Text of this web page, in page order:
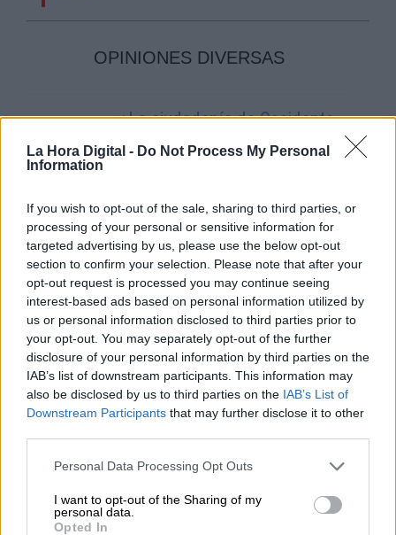
La Hora Digital - Do Not Process My Personal
Information
If you wish to opt-out of the sale, sharing to third parties, or
processing of your personal or sensitive information for
targeted advertising by us, please use the below opt-out
section to confirm your selection. Please note that after your
opt-out request is processed you may continue seeing
interest-based ads based on personal information utilized by
us or personal information disclosed to third parties prior to
your opt-out. You may separately opt-out of the further
disclosure of your personal information by third parties on the
IAB’s list of downstream participants. This information may
also be disclosed by us to third parties on the IAB’s List of
Downstream Participants that may further disclose it to other
Personal Data Processing Opt Outs
I want to opt-out of the Sharing of my
personal data.
Opted In
OPINIONES DIVERSAS
¿La ciudadanía de Occidente
una tercera guerra mundial?
Suelta y confía
Por María Comesaña
Votantes y votados
Por Juan Manuel Beltrán
El Conflicto de Oriente Medio:
Un Nuevo Orden Autoritario
en Construcción
Geopolítica de Crisis
Reconquista leonesa